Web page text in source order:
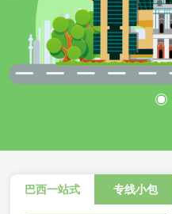
巴西一站式 专线小包